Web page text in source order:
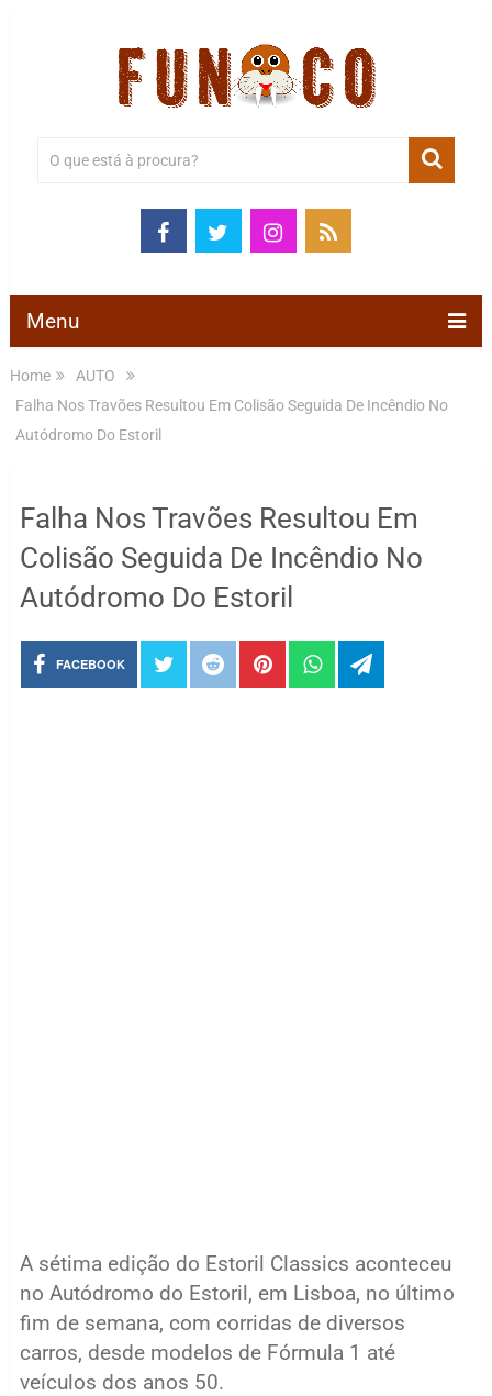
Menu
Home
AUTO
Falha Nos Travões Resultou Em Colisão Seguida De Incêndio No
Autódromo Do Estoril
Falha Nos Travões Resultou Em
Colisão Seguida De Incêndio No
Autódromo Do Estoril
FACEBOOK
A sétima edição do Estoril Classics aconteceu
no Autódromo do Estoril, em Lisboa, no último
fim de semana, com corridas de diversos
carros, desde modelos de Fórmula 1 até
veículos dos anos 50.